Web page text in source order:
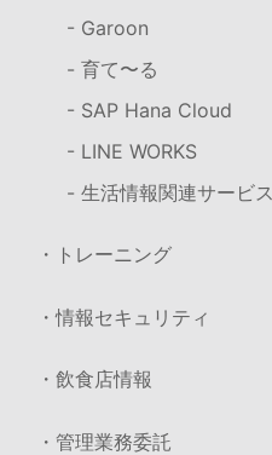
- Garoon
- 育て〜る
- SAP Hana Cloud
- LINE WORKS
- 生活情報関連サービス
・トレーニング
・情報セキュリティ
・飲食店情報
・管理業務委託